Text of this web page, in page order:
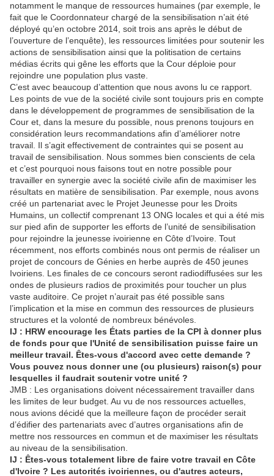
notamment le manque de ressources humaines (par exemple, le
fait que le Coordonnateur chargé de la sensibilisation n’ait été
déployé qu’en octobre 2014, soit trois ans après le début de
l’ouverture de l’enquête), les ressources limitées pour soutenir les
actions de sensibilisation ainsi que la politisation de certains
médias écrits qui gêne les efforts que la Cour déploie pour
rejoindre une population plus vaste.
C’est avec beaucoup d’attention que nous avons lu ce rapport.
Les points de vue de la société civile sont toujours pris en compte
dans le développement de programmes de sensibilisation de la
Cour et, dans la mesure du possible, nous prenons toujours en
considération leurs recommandations afin d’améliorer notre
travail. Il s’agit effectivement de contraintes qui se posent au
travail de sensibilisation. Nous sommes bien conscients de cela
et c’est pourquoi nous faisons tout en notre possible pour
travailler en synergie avec la société civile afin de maximiser les
résultats en matière de sensibilisation. Par exemple, nous avons
créé un partenariat avec le Projet Jeunesse pour les Droits
Humains, un collectif comprenant 13 ONG locales et qui a été mis
sur pied afin de supporter les efforts de l’unité de sensibilisation
pour rejoindre la jeunesse ivoirienne en Côte d’Ivoire. Tout
récemment, nos efforts combinés nous ont permis de réaliser un
projet de concours de Génies en herbe auprès de 450 jeunes
Ivoiriens. Les finales de ce concours seront radiodiffusées sur les
ondes de plusieurs radios de proximités pour toucher un plus
vaste auditoire. Ce projet n’aurait pas été possible sans
l’implication et la mise en commun des ressources de plusieurs
structures et la volonté de nombreux bénévoles.
IJ : HRW encourage les États parties de la CPI à donner plus
de fonds pour que l'Unité de sensibilisation puisse faire un
meilleur travail. Êtes-vous d'accord avec cette demande ?
Vous pouvez nous donner une (ou plusieurs) raison(s) pour
lesquelles il faudrait soutenir votre unité ?
JMB : Les organisations doivent nécessairement travailler dans
les limites de leur budget. Au vu de nos ressources actuelles,
nous avions décidé que la meilleure façon de procéder serait
d’édifier des partenariats avec d’autres organisations afin de
mettre nos ressources en commun et de maximiser les résultats
au niveau de la sensibilisation.
IJ : Êtes-vous totalement libre de faire votre travail en Côte
d'Ivoire ? Les autorités ivoiriennes, ou d'autres acteurs,